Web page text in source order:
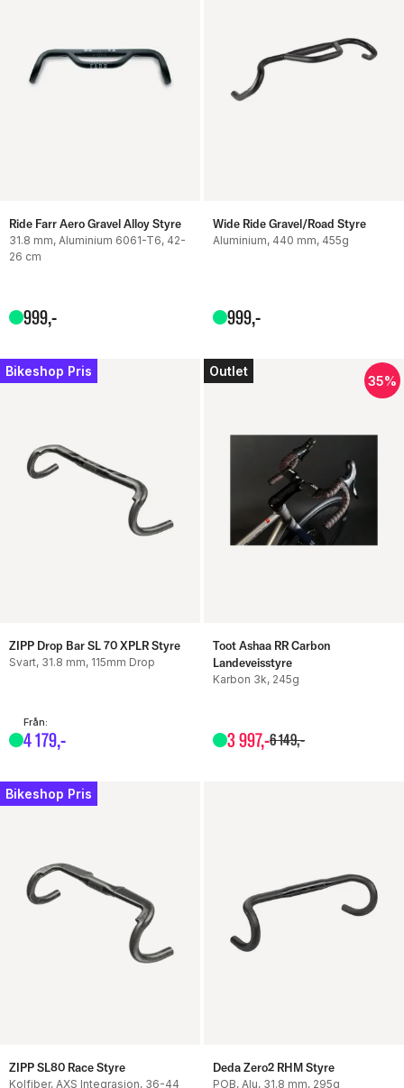
Ride Farr Aero Gravel Alloy Styre
31.8 mm, Aluminium 6061-T6, 42-
26 cm
999,-
Wide Ride Gravel/Road Styre
Aluminium, 440 mm, 455g
999,-
Bikeshop Pris
ZIPP Drop Bar SL 70 XPLR Styre
Svart, 31.8 mm, 115mm Drop
4179,-
Från:
Outlet
35%
Toot Ashaa RR Carbon
Landeveisstyre
Karbon 3k, 245g
3997,-6149,-
Bikeshop Pris
ZIPP SL80 Race Styre
Kolfiber, AXS Integrasjon, 36-44
Deda Zero2 RHM Styre
POB, Alu, 31.8 mm, 295g